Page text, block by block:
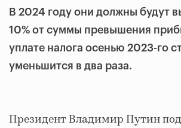
В 2024 году они должны будут
10% от суммы превышения
уплате налога осенью 2023-го
уменьшится в два раза.
Президент Владимир Путин